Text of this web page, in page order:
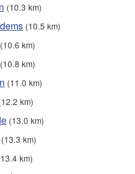
(10.3 km)
(10.5 km)
(10.6 km)
(10.8 km)
(11.0 km)
km)
(13.0 km)
(13.3 km)
km)